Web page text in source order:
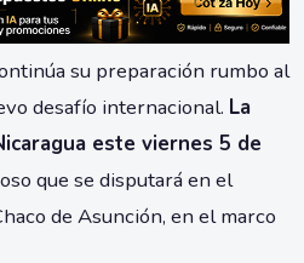
su preparación rumbo al
desafío internacional. La
este viernes 5 de
que se disputará en el
de Asunción, en el marco